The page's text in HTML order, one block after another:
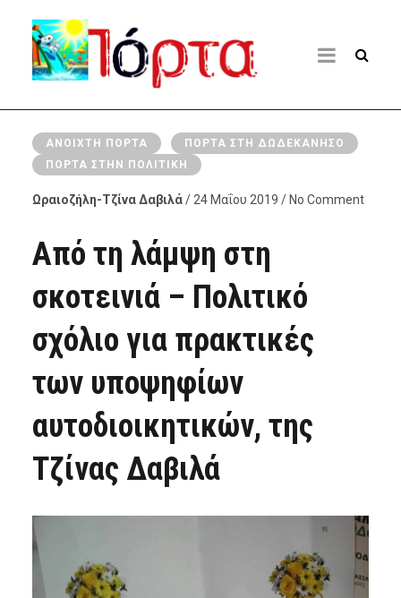
ΑΝΟΙΧΤΉ ΠΌΡΤΑ
ΠΌΡΤΑ ΣΤΗ ΔΩΔΕΚΆΝΗΣΟ
ΠΌΡΤΑ ΣΤΗΝ ΠΟΛΙΤΙΚΉ
Ωραιοζήλη-Τζίνα Δαβιλά/ 24 Μαΐου 2019 / No Comment
Από τη λάμψη στη
σκοτεινιά – Πολιτικό
σχόλιο για πρακτικές
των υποψηφίων
αυτοδιοικητικών, της
Τζίνας Δαβιλά